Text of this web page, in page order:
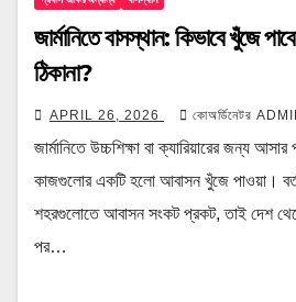
জার্মানিতে বাসস্থান: কিভাবে খুঁজে
ঠিকানা?
APRIL 26, 2026 কোঅর্ডিনেটর
জার্মানিতে উচ্চশিক্ষা বা ক্যারিয়ারের জন্য আসার
কাজগুলোর একটি হলো আবাসন খুঁজে পাওয়া।
শহরগুলোতে আবাসন সংকট প্রকট, তাই দেশ
পর…